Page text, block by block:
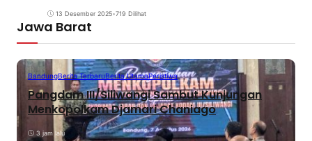
13 Desember 2025•719 Dilihat
Jawa Barat
BandungBerita TerbaruBerita UtamaPeristiwa
Pangdam III/Siliwangi Sambut Kunjungan
Menkopolkam Djamari Chaniago
3 jam lalu